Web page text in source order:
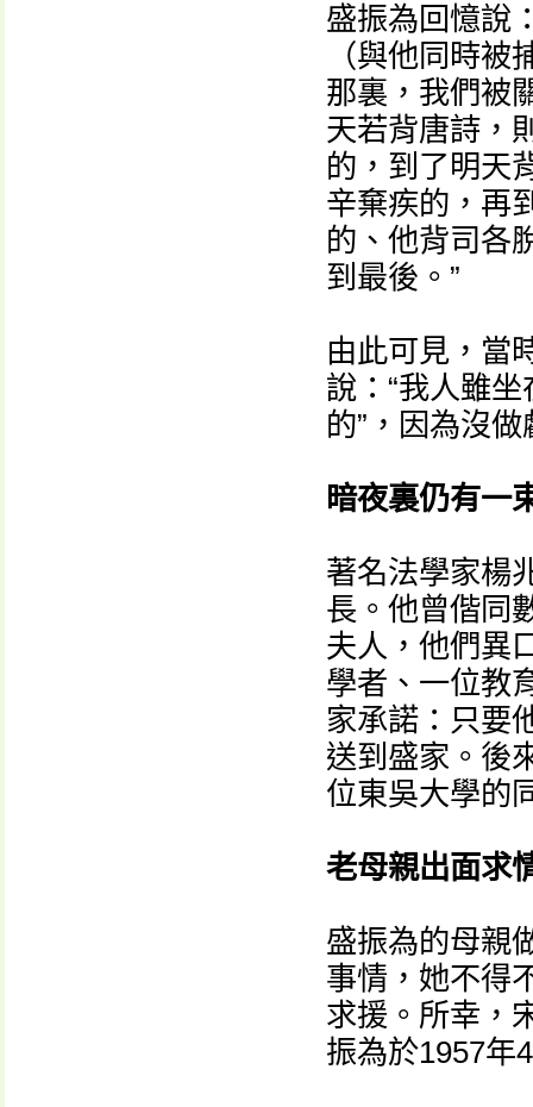
盛振為回憶說
（與他同時被
那裏，我們被
天若背唐詩，
的，到了明天
辛棄疾的，再
的、他背司各
到最後。”
由此可見，當
說：“我人雖
的”，因為沒
暗夜裏仍有一
著名法學家楊
長。他曾偕同
夫人，他們異
學者、一位教
家承諾：只要
送到盛家。後
位東吳大學的
老母親出面求
盛振為的母親
事情，她不得
求援。所幸，
振為於1957年